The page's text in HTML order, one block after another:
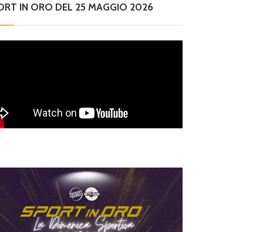
IN ORO DEL 25 MAGGIO 2026